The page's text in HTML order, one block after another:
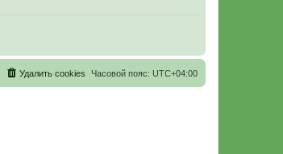
Часовой пояс: UTC+04:00
Удалить cookies